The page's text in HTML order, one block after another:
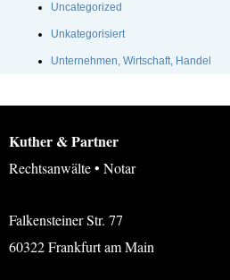
Uncategorized
Unkategorisiert
Unternehmen, Wirtschaft, Handel
Kuther & Partner
Rechtsanwälte • Notar
Falkensteiner Str. 77
60322 Frankfurt am Main